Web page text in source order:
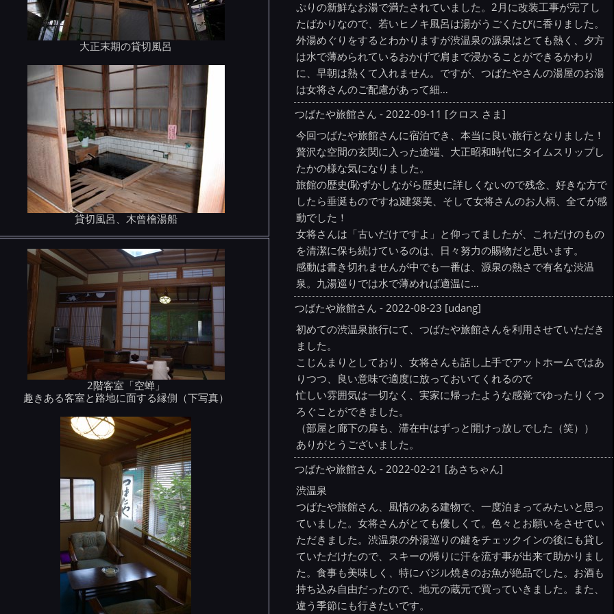
大正末期の貸切風呂
貸切風呂、木曾檜湯船
2階客室「空蝉」
趣きある客室と路地に面する縁側（下写真）
ぷりの新鮮なお湯で満たされていました。2月に改装工事が完了し
たばかりなので、若いヒノキ風呂は湯がうごくたびに香りました。
外湯めぐりをするとわかりますが渋温泉の源泉はとても熱く、夕方
は水で薄められているおかげで肩まで浸かることができるかわり
に、早朝は熱くて入れません。ですが、つばたやさんの湯屋のお湯
は女将さんのご配慮があって細…
つばたや旅館さん - 2022-09-11 [クロス さま]
今回つばたや旅館さんに宿泊でき、本当に良い旅行となりました！
贅沢な空間の玄関に入った途端、大正昭和時代にタイムスリップし
たかの様な気になりました。
旅館の歴史(恥ずかしながら歴史に詳しくないので残念、好きな方で
したら垂涎ものですね)建築美、そして女将さんのお人柄、全てが感
動でした！
女将さんは「古いだけですよ」と仰ってましたが、これだけのもの
を清潔に保ち続けているのは、日々努力の賜物だと思います。
感動は書き切れませんが中でも一番は、源泉の熱さで有名な渋温
泉。九湯巡りでは水で薄めれば適温に…
つばたや旅館さん - 2022-08-23 [udang]
初めての渋温泉旅行にて、つばたや旅館さんを利用させていただき
ました。
こじんまりとしており、女将さんも話し上手でアットホームではあ
りつつ、良い意味で適度に放っておいてくれるので
忙しい雰囲気は一切なく、実家に帰ったような感覚でゆったりくつ
ろぐことができました。
（部屋と廊下の扉も、滞在中はずっと開けっ放しでした（笑））
ありがとうございました。
つばたや旅館さん - 2022-02-21 [あさちゃん]
渋温泉
つばたや旅館さん、風情のある建物で、一度泊まってみたいと思っ
ていました。女将さんがとても優しくて。色々とお願いをさせてい
ただきました。渋温泉の外湯巡りの鍵をチェックインの後にも貸し
ていただけたので、スキーの帰りに汗を流す事が出来て助かりまし
た。食事も美味しく、特にバジル焼きのお魚が絶品でした。お酒も
持ち込み自由だったので、地元の蔵元で買っていきました。また、
違う季節にも行きたいです。